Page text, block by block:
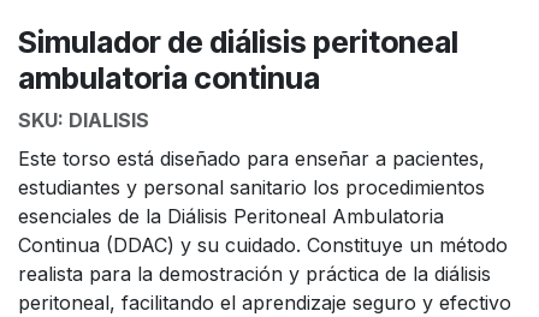
Simulador de diálisis peritoneal
ambulatoria continua
SKU: DIALISIS
Este torso está diseñado para enseñar a pacientes,
estudiantes y personal sanitario los procedimientos
esenciales de la Diálisis Peritoneal Ambulatoria
Continua (DDAC) y su cuidado. Constituye un método
realista para la demostración y práctica de la diálisis
peritoneal, facilitando el aprendizaje seguro y efectivo